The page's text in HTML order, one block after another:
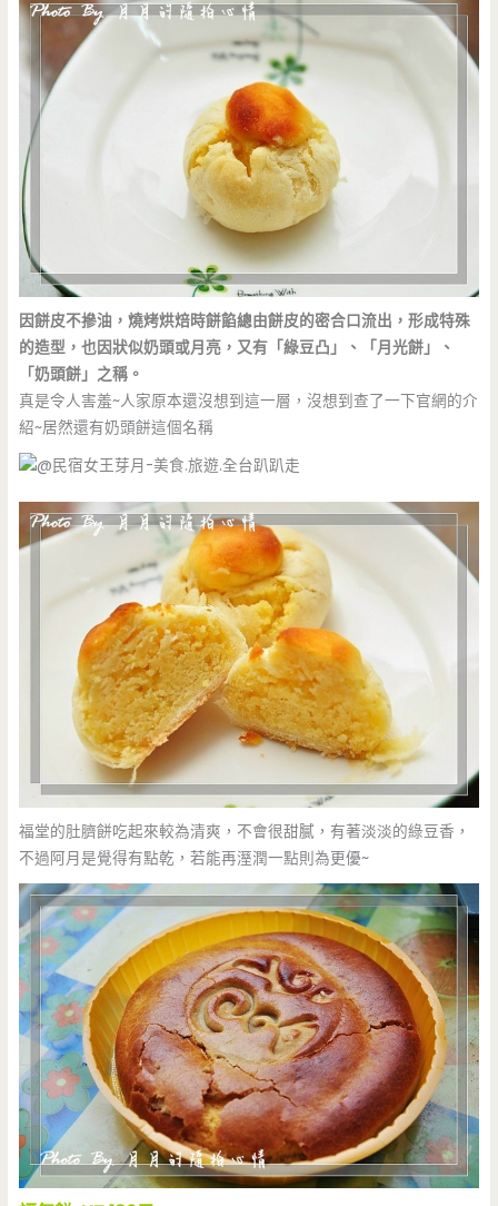
因餅皮不摻油，燒烤烘焙時餅餡總由餅皮的密合口流出，形成特殊
的造型，也因狀似奶頭或月亮，又有「綠豆凸」、「月光餅」、
「奶頭餅」之稱。
真是令人害羞~人家原本還沒想到這一層，沒想到查了一下官網的介
紹~居然還有奶頭餅這個名稱
福堂的肚臍餅吃起來較為清爽，不會很甜膩，有著淡淡的綠豆香，
不過阿月是覺得有點乾，若能再溼潤一點則為更優~